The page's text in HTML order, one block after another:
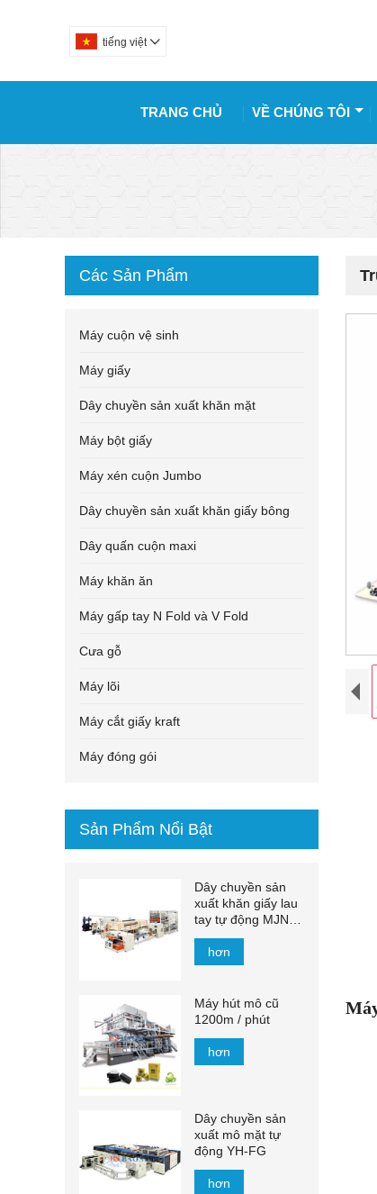
tiếng việt 
TRANG CHỦ VỀ CHÚNG TÔI
Các Sản Phẩm
Máy cuộn vệ sinh
Máy giấy
Dây chuyền sản xuất khăn mặt
Máy bột giấy
Máy xén cuộn Jumbo
Dây chuyền sản xuất khăn giấy bông
Dây quấn cuộn maxi
Máy khăn ăn
Máy gấp tay N Fold và V Fold
Cưa gỗ
Máy lõi
Máy cắt giấy kraft
Máy đóng gói
Sản Phẩm Nổi Bật
Dây chuyền sản
xuất khăn giấy lau
tay tự động MJN-
PL
hơn
Máy hút mô cũ
1200m / phút
hơn
Dây chuyền sản
xuất mô mặt tự
động YH-FG
hơn